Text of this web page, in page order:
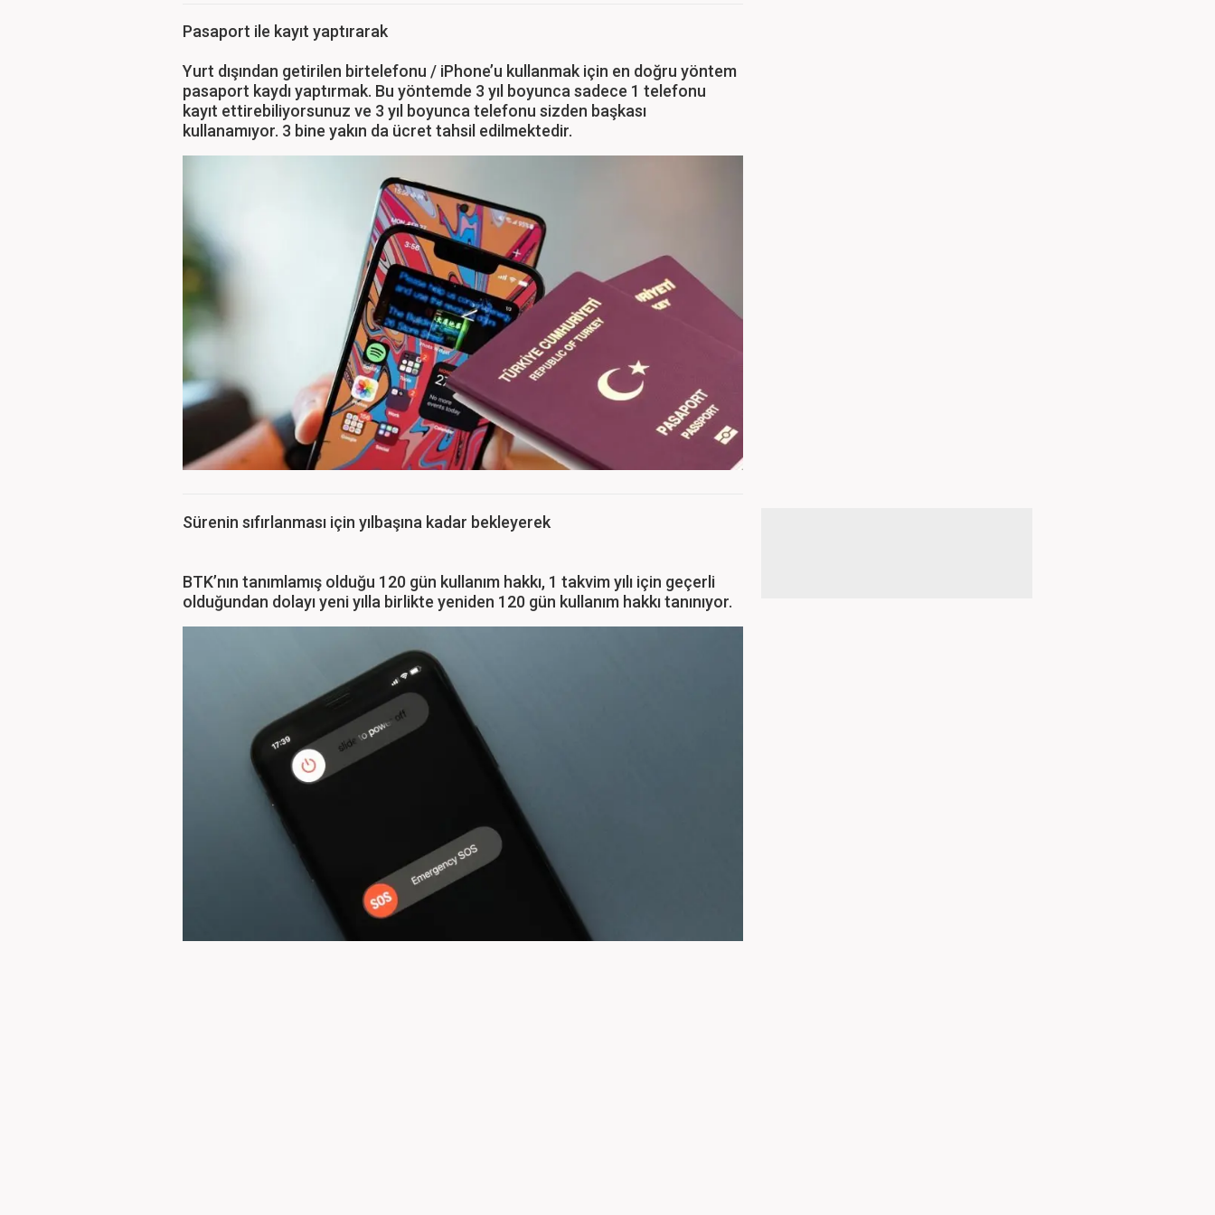
Pasaport ile kayıt yaptırarak
Yurt dışından getirilen birtelefonu / iPhone’u kullanmak için en doğru yöntem
pasaport kaydı yaptırmak. Bu yöntemde 3 yıl boyunca sadece 1 telefonu
kayıt ettirebiliyorsunuz ve 3 yıl boyunca telefonu sizden başkası
kullanamıyor. 3 bine yakın da ücret tahsil edilmektedir.
Sürenin sıfırlanması için yılbaşına kadar bekleyerek
BTK’nın tanımlamış olduğu 120 gün kullanım hakkı, 1 takvim yılı için geçerli
olduğundan dolayı yeni yılla birlikte yeniden 120 gün kullanım hakkı tanınıyor.